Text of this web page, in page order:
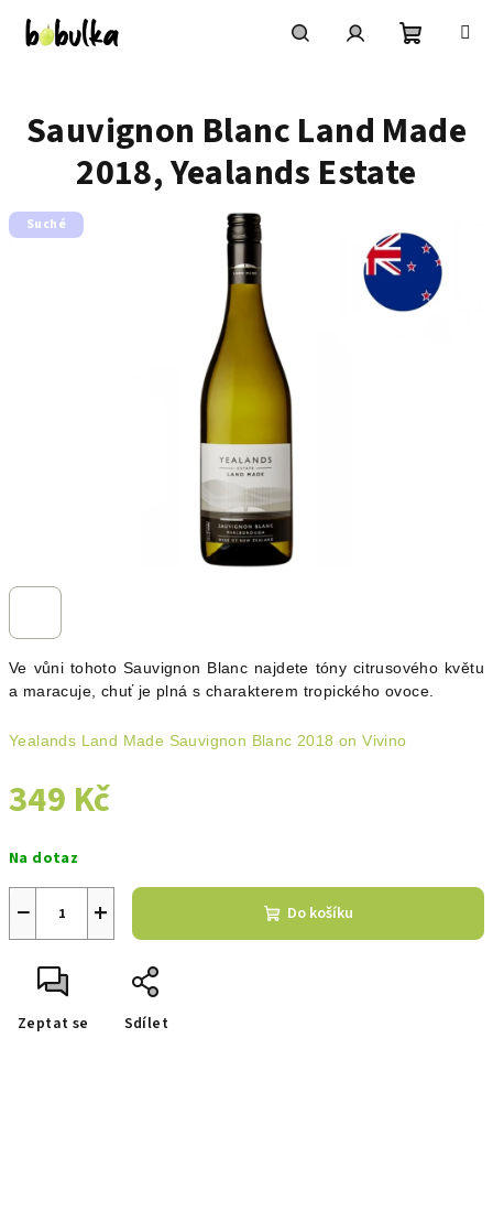
obsah
košík
Ve vůni tohoto Sauvignon Blanc najdete tóny citrusového květu
a maracuje, chuť je plná s charakterem tropického ovoce.
Yealands Land Made Sauvignon Blanc 2018 on Vivino
349 Kč
cena:
Na dotaz
+
− Do košíku
Zeptat se Sdílet
Sauvignon Blanc Land Made
2018, Yealands Estate
Suché